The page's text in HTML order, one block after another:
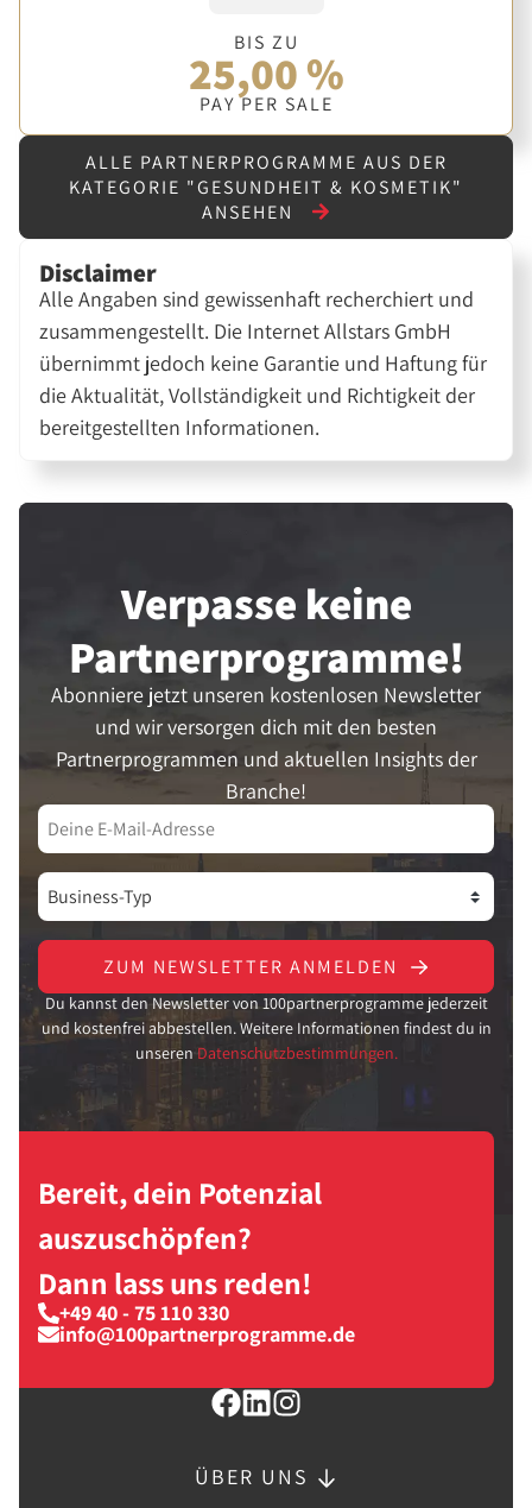
BIS ZU
25,00 %
PAY PER SALE
ALLE PARTNERPROGRAMME AUS DER
KATEGORIE "GESUNDHEIT & KOSMETIK"
ANSEHEN
Disclaimer
Alle Angaben sind gewissenhaft recherchiert und
zusammengestellt. Die Internet Allstars GmbH
übernimmt jedoch keine Garantie und Haftung für
die Aktualität, Vollständigkeit und Richtigkeit der
bereitgestellten Informationen.
Verpasse keine
Partner­programme!
Abonniere jetzt unseren kostenlosen Newsletter
und wir versorgen dich mit den besten
Partnerprogrammen und aktuellen Insights der
Branche!
ZUM NEWSLETTER ANMELDEN
Du kannst den Newsletter von 100partnerprogramme jederzeit
und kostenfrei abbestellen. Weitere Informationen findest du in
unseren Datenschutzbestimmungen.
Bereit, dein Potenzial
auszuschöpfen?
Dann lass uns reden!
+49 40 - 75 110 330
info@100partnerprogramme.de
ÜBER UNS